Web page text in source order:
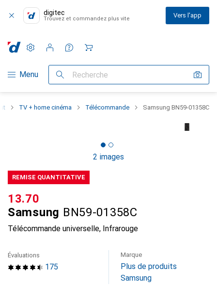
digitec
Trouvez et commandez plus vite Vers l'app
Navigation par catégorie
Menu Recherche
Paramètres
Compte client
Listes de comparaison
Listes d'envies
Panier
TV + home cinéma Télécommande Samsung BN59-01358C
2 images
REMISE QUANTITATIVE
Samsung BN59-01358C
Télécommande universelle, Infrarouge
CHF
13.70
175
Évaluations Marque
Plus de produits
Samsung